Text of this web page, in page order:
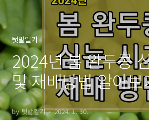
텃밭일기
2024년 봄 완두콩
및 재배방법 알아보
by 텃밭일기 2024. 1. 30.